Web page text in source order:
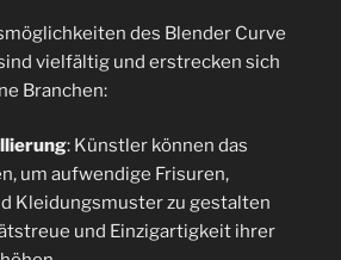
des Blender Curve
vielfältig und erstrecken sich
Branchen:
: Künstler können das
um aufwendige Frisuren,
Kleidungsmuster zu gestalten
und Einzigartigkeit ihrer